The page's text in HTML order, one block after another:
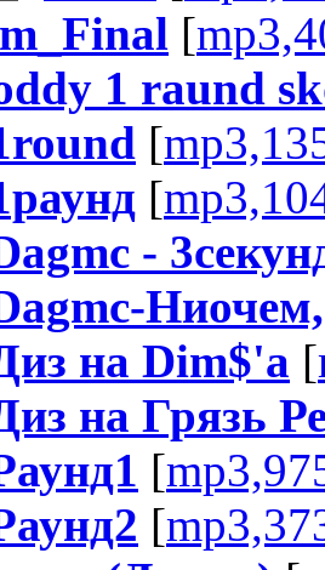
[
1 raund
[
[
-
на Dim$'а [
на Грязь
[
[